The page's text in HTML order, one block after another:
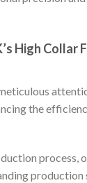
High Collar
the
process,
production